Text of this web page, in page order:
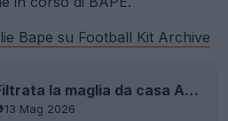
Bape su Football Kit Archive
Filtrata la maglia da casa Adidas del Giappone del 1993
13 Mag 2026